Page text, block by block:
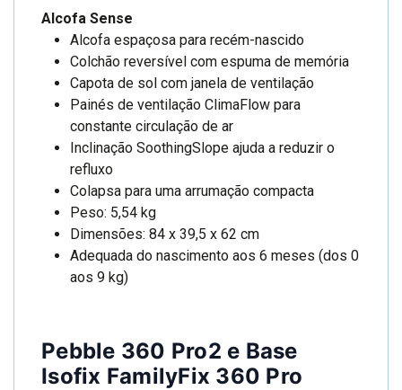
Alcofa Sense
Alcofa espaçosa para recém-nascido
Colchão reversível com espuma de memória
Capota de sol com janela de ventilação
Painés de ventilação ClimaFlow para
constante circulação de ar
Inclinação SoothingSlope ajuda a reduzir o
refluxo
Colapsa para uma arrumação compacta
Peso: 5,54 kg
Dimensões: 84 x 39,5 x 62 cm
Adequada do nascimento aos 6 meses (dos 0
aos 9 kg)
Pebble 360 Pro2 e Base
Isofix FamilyFix 360 Pro